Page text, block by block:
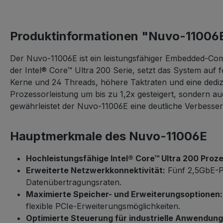
Produktinformationen "Nuvo-
Der Nuvo-11006E ist ein leistungsfähiger Embedded-
der Intel® Core™ Ultra 200 Serie, setzt das System
Kerne und 24 Threads, höhere Taktraten und eine
Prozessorleistung um bis zu 1,2x gesteigert, sondern
gewährleistet der Nuvo-11006E eine deutliche
Hauptmerkmale des Nuvo-11006E
Hochleistungsfähige Intel® Core™ Ultra 200
Erweiterte Netzwerkkonnektivität: Fünf 2,5GbE-
Datenübertragungsraten.
Maximierte Speicher- und Erweiterungsoptionen:
flexible PCIe-Erweiterungsmöglichkeiten.
Optimierte Steuerung für industrielle